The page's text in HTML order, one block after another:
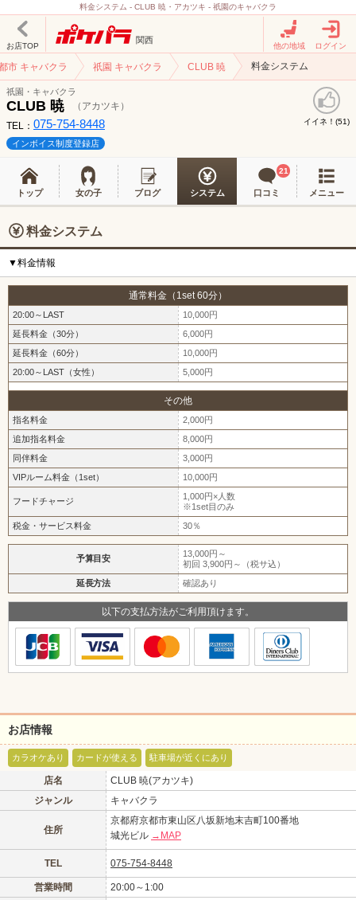
料金システム - CLUB 暁・アカツキ - 祇園のキャバクラ
お店TOP
関西
他の地域 ログイン
市 キャバクラ 祇園 キャバクラ CLUB 暁 料金システム
祇園・キャバクラ
CLUB 暁
（アカツキ）
TEL： 075-754-8448 イイネ！(51)
インボイス制度登録店
トップ 女の子 ブログ システム 口コミ
21
メニュー
料金システム
▼料金情報
通常料金（1set 60分）
20:00～LAST
10,000円
延長料金（30分）
6,000円
延長料金（60分）
10,000円
20:00～LAST（女性）
5,000円
その他
指名料金
2,000円
追加指名料金
8,000円
同伴料金
3,000円
VIPルーム料金（1set）
10,000円
フードチャージ
1,000円×人数
※1set目のみ
税金・サービス料金
30％
予算目安
13,000円～
初回 3,900円～（税サ込）
延長方法
確認あり
以下の支払方法がご利用頂けます。
お店情報
カラオケあり カードが使える 駐車場が近くにあり
店名
CLUB 暁(アカツキ)
ジャンル
キャバクラ
住所
京都府京都市東山区八坂新地末吉町100番地
城光ビル →MAP
TEL 075-754-8448
営業時間 20:00～1:00
このお店をシェアする
LINE
お店のURLをコピー
会員ログイン
女の子ログイン
北海道
甲信越 北陸
関東